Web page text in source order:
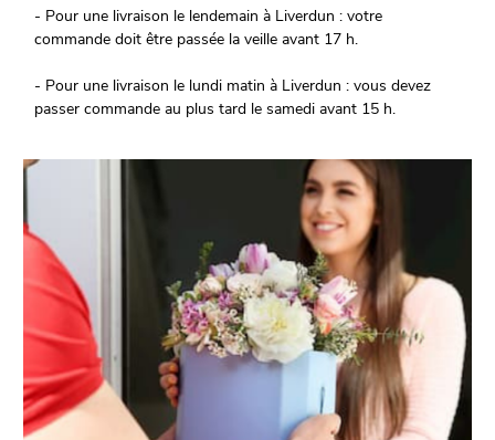
- Pour une livraison le lendemain à Liverdun : votre
commande doit être passée la veille avant 17 h.
- Pour une livraison le lundi matin à Liverdun : vous devez
passer commande au plus tard le samedi avant 15 h.